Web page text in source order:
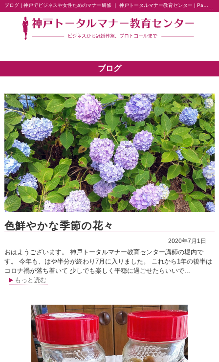
ブログ
色鮮やかな季節の花々
2020年7月1日
おはようございます。 神戸トータルマナー教育センター講師の堀内で
す。 今年も、はや半分が終わり7月に入りました。 これから1年の後半は
コロナ禍が落ち着いて 少しでも楽しく平穏に過ごせたらいいで...
もっと読む